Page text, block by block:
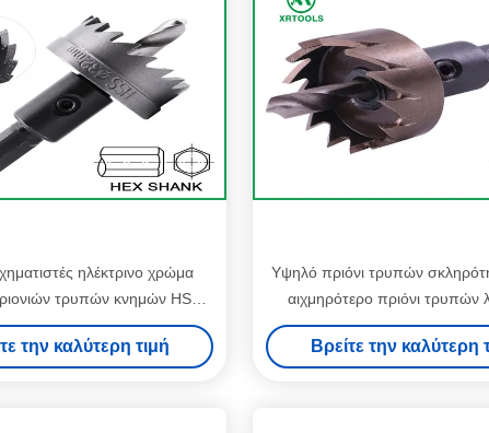
ηλέκτρινο χρώμα
τρυπών κνημών HSS
τελειώνει τη βέλτιστη
διάρκεια
την καλύτερη τιμή
Υψηλό πριόνι τρυπών
αιχμηρότερο πριόνι τρυπών
καθολικό για το
Βρείτε την καλύτερη